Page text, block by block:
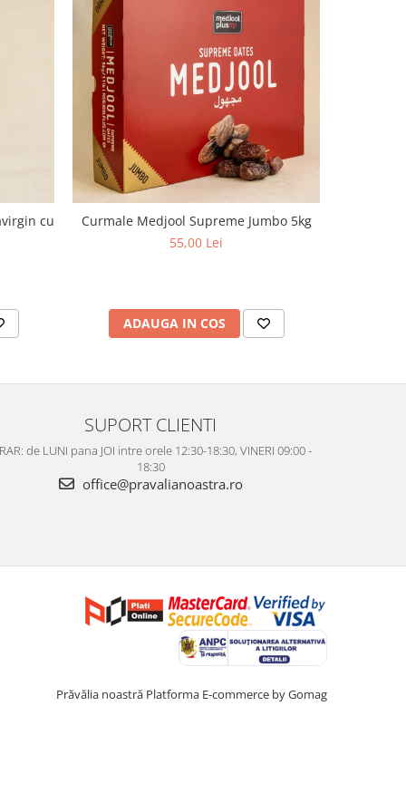
cu
Curmale Medjool Supreme Jumbo 5kg
55,00 Lei
ADAUGA IN COS
SUPORT CLIENTI
de LUNI pana JOI intre orele 12:30-18:30, VINERI 09:00 -
18:30
office@pravalianoastra.ro
Prăvălia noastră Platforma E-commerce by Gomag